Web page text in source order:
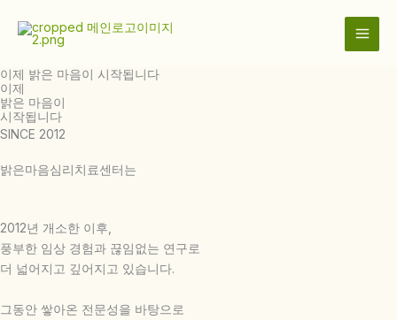
로
건
너
뛰
이제 밝은 마음이 시작됩니다
이제
밝은 마음이
시작됩니다
SINCE 2012
밝은마음심리치료센터는
2012년 개소한 이후,
풍부한 임상 경험과 끊임없는 연구로
더 넓어지고 깊어지고 있습니다.
그동안 쌓아온 전문성을 바탕으로